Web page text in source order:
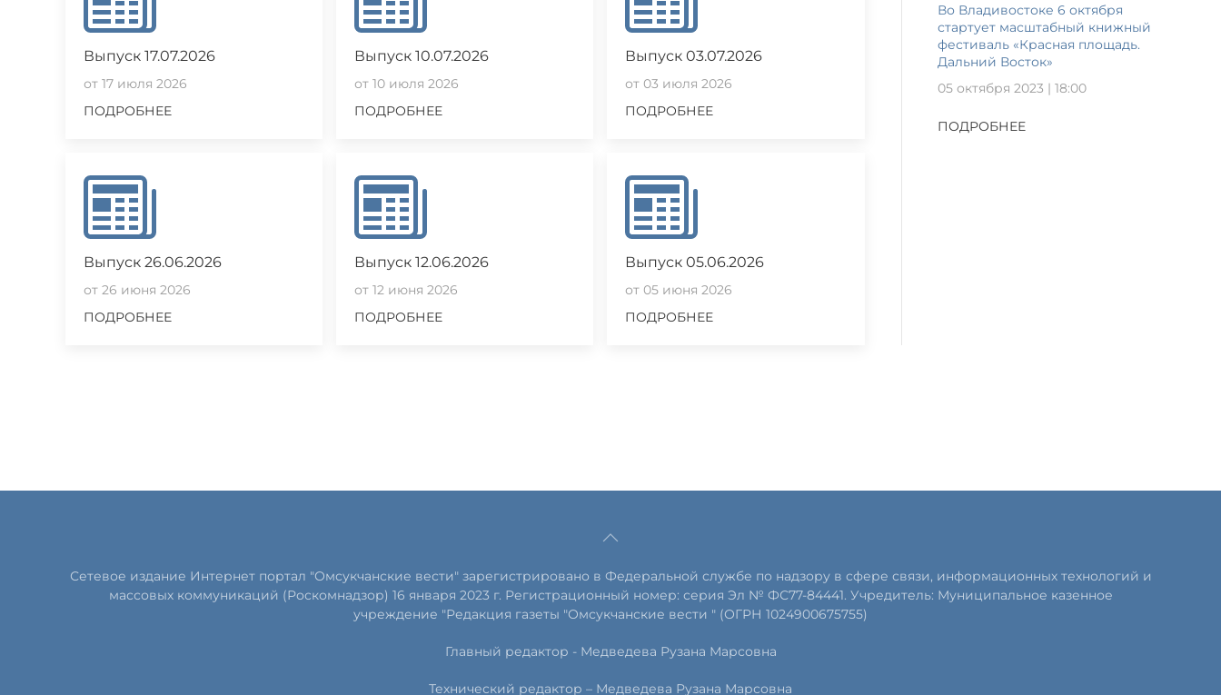
Выпуск 17.07.2026
от 17 июля 2026
ПОДРОБНЕЕ
Выпуск 10.07.2026
от 10 июля 2026
ПОДРОБНЕЕ
Выпуск 03.07.2026
от 03 июля 2026
ПОДРОБНЕЕ
Выпуск 26.06.2026
от 26 июня 2026
ПОДРОБНЕЕ
Выпуск 12.06.2026
от 12 июня 2026
ПОДРОБНЕЕ
Выпуск 05.06.2026
от 05 июня 2026
ПОДРОБНЕЕ
Во Владивостоке 6 октября
стартует масштабный книжный
фестиваль «Красная площадь.
Дальний Восток»
05 октября 2023 | 18:00
ПОДРОБНЕЕ
Сетевое издание Интернет портал "Омсукчанские вести" зарегистрировано в Федеральной службе по надзору в сфере связи, информационных технологий и
массовых коммуникаций (Роскомнадзор) 16 января 2023 г. Регистрационный номер: серия Эл № ФС77-84441. Учредитель: Муниципальное казенное
учреждение "Редакция газеты "Омсукчанские вести " (ОГРН 1024900675755)
Главный редактор - Медведева Рузана Марсовна
Технический редактор – Медведева Рузана Марсовна